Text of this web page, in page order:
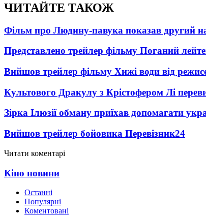
ЧИТАЙТЕ ТАКОЖ
Фільм про Людину-павука показав другий
Представлено трейлер фільму Поганий
Вийшов трейлер фільму Хижі води від
Культового Дракулу з Крістофером Лі
Зірка Ілюзії обману приїхав допомагати
Вийшов трейлер бойовика Перевізник24
Читати коментарі
Кіно новини
Останні
Популярні
Коментовані